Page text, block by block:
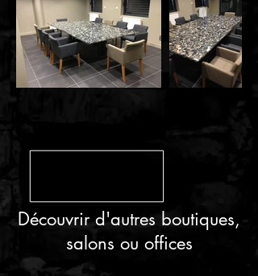
Découvrir d'autres boutiques,
salons ou offices